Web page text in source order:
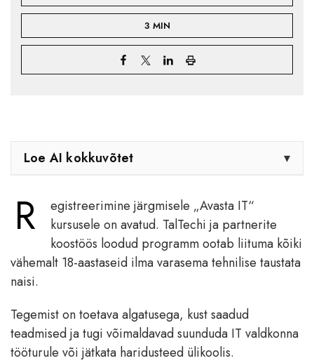
3 MIN
Loe AI kokkuvõtet ▾
R
egistreerimine järgmisele „Avasta IT“
kursusele on avatud. TalTechi ja partnerite
koostöös loodud programm ootab liituma kõiki
vähemalt 18-aastaseid ilma varasema tehnilise taustata
naisi.
Tegemist on toetava algatusega, kust saadud
teadmised ja tugi võimaldavad suunduda IT valdkonna
tööturule või jätkata haridusteed ülikoolis.